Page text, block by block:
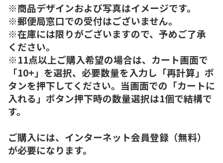
※商品デザインおよび写真はイメージです。
※郵便局窓口での受付はございません。
※在庫には限りがございますので、予めご了承
ください。
※11点以上ご購入希望の場合は、カート画面で
「10+」を選択、必要数量を入力し「再計算」ボ
タンを押下してください。当画面での「カートに
入れる」ボタン押下時の数量選択は1個で結構で
す。
ご購入には、インターネット会員登録（無料）
が必要になります。